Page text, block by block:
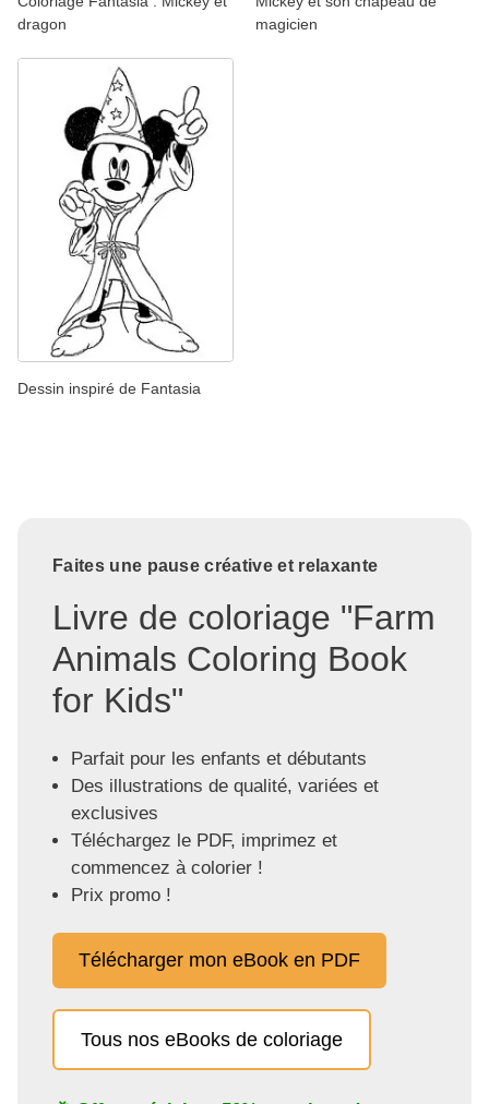
dragon
magicien
Dessin inspiré de Fantasia
Faites une pause créative et relaxante
Livre de coloriage "Farm
Animals Coloring Book
for Kids"
Parfait pour les enfants et débutants
Des illustrations de qualité, variées et
exclusives
Téléchargez le PDF, imprimez et
commencez à colorier !
Prix promo !
Télécharger mon eBook en PDF
Tous nos eBooks de coloriage